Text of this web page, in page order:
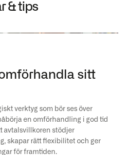
& tips
sitt
verktyg som bör ses över
en omförhandling i god tid
avtalsvillkoren stödjer
skapar rätt flexibilitet och ger
för framtiden.